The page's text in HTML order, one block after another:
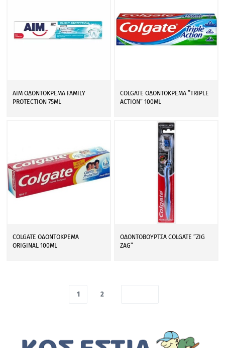
AIM ΟΔΟΝΤΟΚΡΕΜΑ FAMILY
PROTECTION 75ML
COLGATE ΟΔΟΝΤΟΚΡΕΜΑ ”TRIPLE
ACTION” 100ML
COLGATE ΟΔΟΝΤΟΚΡΕΜΑ
ORIGINAL 100ML
ΟΔΟΝΤΟΒΟΥΡΤΣΑ COLGATE ”ZIG
ZAG”
1 2